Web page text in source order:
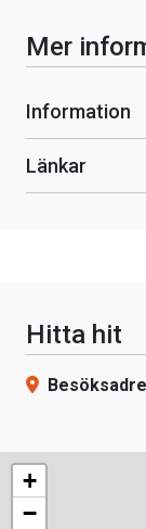
Mer
Information
Länkar
Hitta hit
+
−